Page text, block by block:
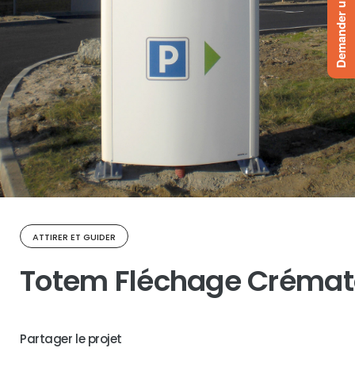
ATTIRER ET GUIDER
Totem Fléchage
Partager le projet